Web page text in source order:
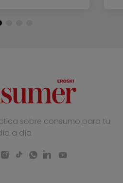
sobre consumo para tu
a día